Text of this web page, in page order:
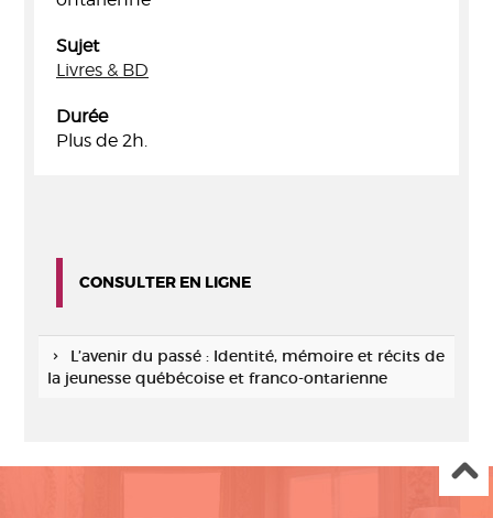
Sujet
Livres & BD
Durée
Plus de 2h.
CONSULTER EN LIGNE
L’avenir du passé : Identité, mémoire et récits de
la jeunesse québécoise et franco-ontarienne